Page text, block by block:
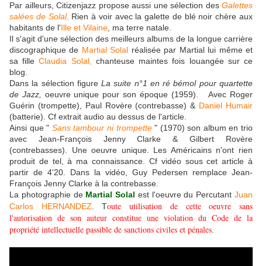
Par ailleurs, Citizenjazz propose aussi une sélection des Galettes
salées de Solal. Rien à voir avec la galette de blé noir chère aux
habitants de l'Ille et Vilaine , ma terre natale.
Il s'agit d'une sélection des meilleurs albums de la longue carrière
discographique de Martial Solal réalisée par Martial lui même et
sa filleClaudia Solal,
chanteuse maintes fois louangée sur ce
blog.
Dans la sélection figureLa suite n°1 en ré bémol pour quartette
de Jazz,
oeuvre unique pour son époque (1959). Avec Roger
Guérin (trompette), Paul Rovère (contrebasse) & Daniel Humair
(batterie). Cf extrait audio au dessus de l'article.
Ainsi que " Sans tambour ni trompette" (1970) son album en trio
avec Jean-François Jenny Clarke & Gilbert Rovère
(contrebasses). Une oeuvre unique. Les Américains n'ont rien
produit de tel, à ma connaissance. Cf vidéo sous cet article à
partir de 4'20. Dans la vidéo, Guy Pedersen remplace Jean-
François Jenny Clarke à la contrebasse.
La photographie de Martial Solal est l'oeuvre du PercutantJuan
Carlos HERNANDEZ . Toute utilisation de cette oeuvre sans
l'autorisation de son auteur constitue une violation du Code de la
propriété intellectuelle passible de sanctions civiles et pénales